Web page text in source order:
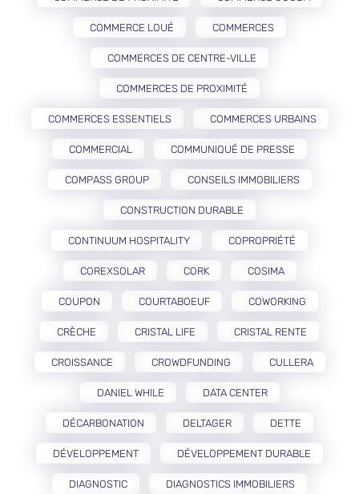
COMMERCE LOUÉ COMMERCES
COMMERCES DE CENTRE-VILLE
COMMERCES DE PROXIMITÉ
COMMERCES ESSENTIELS COMMERCES URBAINS
COMMERCIAL COMMUNIQUÉ DE PRESSE
COMPASS GROUP CONSEILS IMMOBILIERS
CONSTRUCTION DURABLE
CONTINUUM HOSPITALITY COPROPRIÉTÉ
COREXSOLAR CORK COSIMA
COUPON COURTABOEUF COWORKING
CRÈCHE CRISTAL LIFE CRISTAL RENTE
CROISSANCE CROWDFUNDING CULLERA
DANIEL WHILE DATA CENTER
DÉCARBONATION DELTAGER DETTE
DÉVELOPPEMENT DÉVELOPPEMENT DURABLE
DIAGNOSTIC DIAGNOSTICS IMMOBILIERS